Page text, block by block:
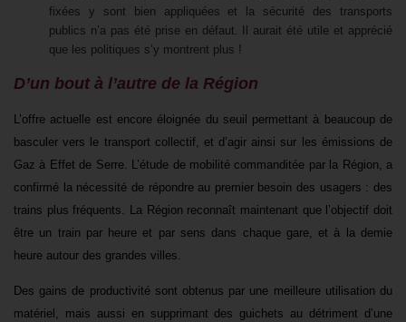
fixées y sont bien appliquées et la sécurité des transports
publics n’a pas été prise en défaut. Il aurait été utile et apprécié
que les politiques s’y montrent plus !
D’un bout à l’autre de la Région
L’offre actuelle est encore éloignée du seuil permettant à beaucoup de
basculer vers le transport collectif, et d’agir ainsi sur les émissions de
Gaz à Effet de Serre.
L’étude de mobilité commanditée par la Région, a
confirmé la nécessité de répondre au premier besoin des usagers : des
trains plus fréquents. La Région reconnaît maintenant que l’objectif doit
être un train par heure et par sens dans chaque gare,
et à la demie
heure autour des grandes villes.
Des gains de productivité sont obtenus par une meilleure utilisation du
matériel, mais aussi en supprimant des guichets au détriment d’une